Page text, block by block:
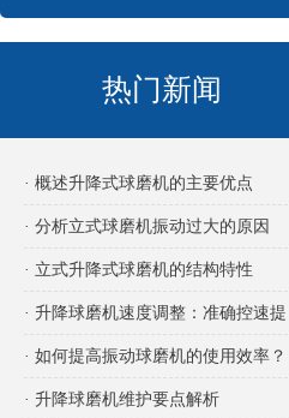
热门新闻
· 概述升降式球磨机的主要优点
· 分析立式球磨机振动过大的原因
· 立式升降式球磨机的结构特性
· 升降球磨机速度调整：准确控速提
效的关键
· 如何提高振动球磨机的使用效率？
· 升降球磨机维护要点解析